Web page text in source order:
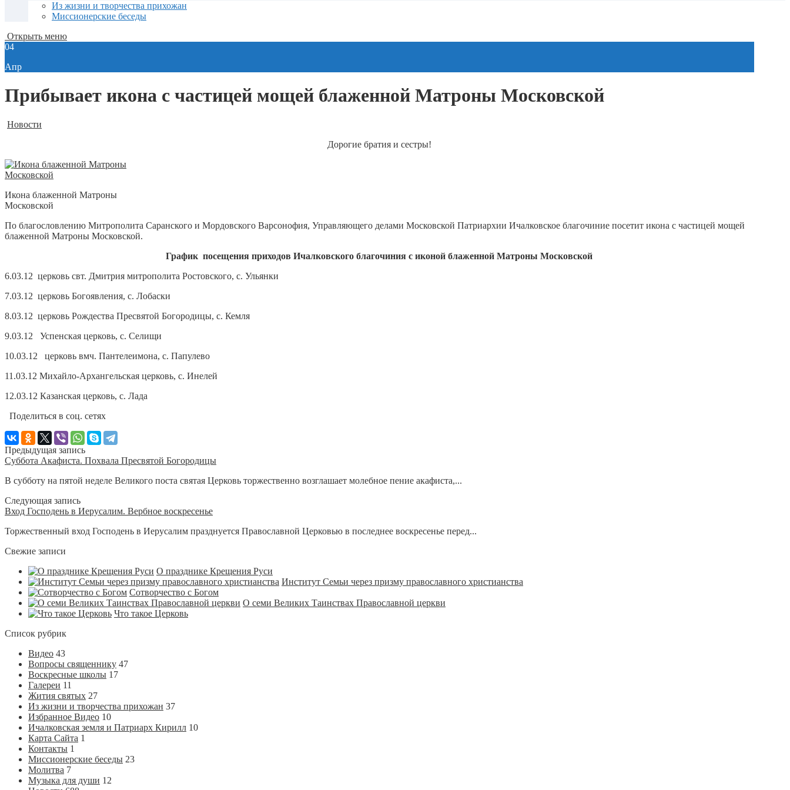
Из жизни и творчества прихожан
Миссионерские беседы
Открыть меню
04
Апр
Прибывает икона с частицей мощей блаженной Матроны Московской
Новости
Дорогие братия и сестры!
Икона блаженной Матроны
Московской
По благословлению Митрополита Саранского и Мордовского Варсонофия, Управляющего делами Московской Патриархии Ичалковское благочиние посетит икона с частицей мощей
блаженной Матроны Московской.
График посещения приходов Ичалковского благочиния с иконой блаженной Матроны Московской
6.03.12 церковь свт. Дмитрия митрополита Ростовского, с. Ульянки
7.03.12 церковь Богоявления, с. Лобаски
8.03.12 церковь Рождества Пресвятой Богородицы, с. Кемля
9.03.12 Успенская церковь, с. Селищи
10.03.12 церковь вмч. Пантелеимона, с. Папулево
11.03.12 Михайло-Архангельская церковь, с. Инелей
12.03.12 Казанская церковь, с. Лада
Поделиться в соц. сетях
Предыдущая запись
Суббота Акафиста. Похвала Пресвятой Богородицы
В субботу на пятой неделе Великого поста святая Церковь торжественно возглашает молебное пение акафиста,...
Следующая запись
Вход Господень в Иерусалим. Вербное воскресенье
Торжественный вход Господень в Иерусалим празднуется Православной Церковью в последнее воскресенье перед...
Свежие записи
О празднике Крещения Руси
Институт Семьи через призму православного христианства
Сотворчество с Богом
О семи Великих Таинствах Православной церкви
Что такое Церковь
Список рубрик
Видео 43
Вопросы священнику 47
Воскресные школы 17
Галереи 11
Жития святых 27
Из жизни и творчества прихожан 37
Избранное Видео 10
Ичалковская земля и Патриарх Кирилл 10
Карта Сайта 1
Контакты 1
Миссионерские беседы 23
Молитва 7
Музыка для души 12